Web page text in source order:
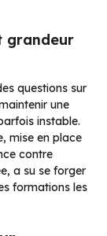
grandeur
questions sur
une
instable.
mise en place
contre
a su se forger
formations les